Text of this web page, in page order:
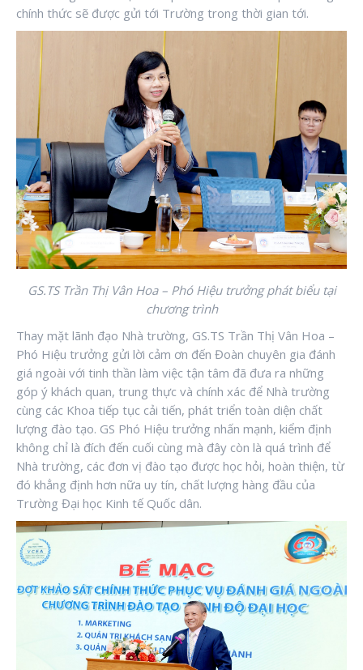
chính thức sẽ được gửi tới Trường trong thời gian tới.
GS.TS Trần Thị Vân Hoa – Phó Hiệu trưởng phát biểu tại
chương trình
Thay mặt lãnh đạo Nhà trường, GS.TS Trần Thị Vân Hoa –
Phó Hiệu trưởng gửi lời cảm ơn đến Đoàn chuyên gia đánh
giá ngoài với tinh thần làm việc tận tâm đã đưa ra những
góp ý khách quan, trung thực và chính xác để Nhà trường
cùng các Khoa tiếp tục cải tiến, phát triển toàn diện chất
lượng đào tạo. GS Phó Hiệu trưởng nhấn mạnh, kiểm định
không chỉ là đích đến cuối cùng mà đây còn là quá trình để
Nhà trường, các đơn vị đào tạo được học hỏi, hoàn thiện, từ
đó khẳng định hơn nữa uy tín, chất lượng hàng đầu của
Trường Đại học Kinh tế Quốc dân.